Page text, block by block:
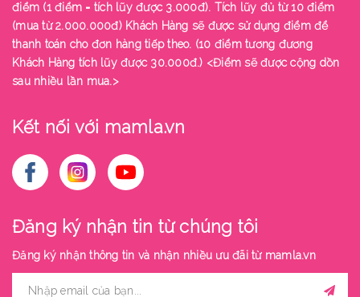
điểm (1 điểm = tích lũy được 3.000đ). Tích lũy đủ từ 10 điểm
(mua từ 2.000.000đ) Khách Hàng sẽ được sử dụng điểm để
thanh toán cho đơn hàng tiếp theo. (10 điểm tương đương
Khách Hàng tích lũy được 30.000đ.) <Điểm sẽ được cộng dồn
sau nhiều lần mua.>
Kết nối với mamla.vn
Đăng ký nhận tin từ chúng tôi
Đăng ký nhận thông tin và nhận nhiều ưu đãi từ mamla.vn